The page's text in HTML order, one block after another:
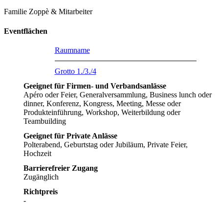
Familie Zoppè & Mitarbeiter
Eventflächen
Raumname
Grotto 1./3./4
Geeignet für Firmen- und Verbandsanlässe
Apéro oder Feier, Generalversammlung, Business lunch oder
dinner, Konferenz, Kongress, Meeting, Messe oder
Produkteinführung, Workshop, Weiterbildung oder
Teambuilding
Geeignet für Private Anlässe
Polterabend, Geburtstag oder Jubiläum, Private Feier,
Hochzeit
Barrierefreier Zugang
Zugänglich
Richtpreis
-